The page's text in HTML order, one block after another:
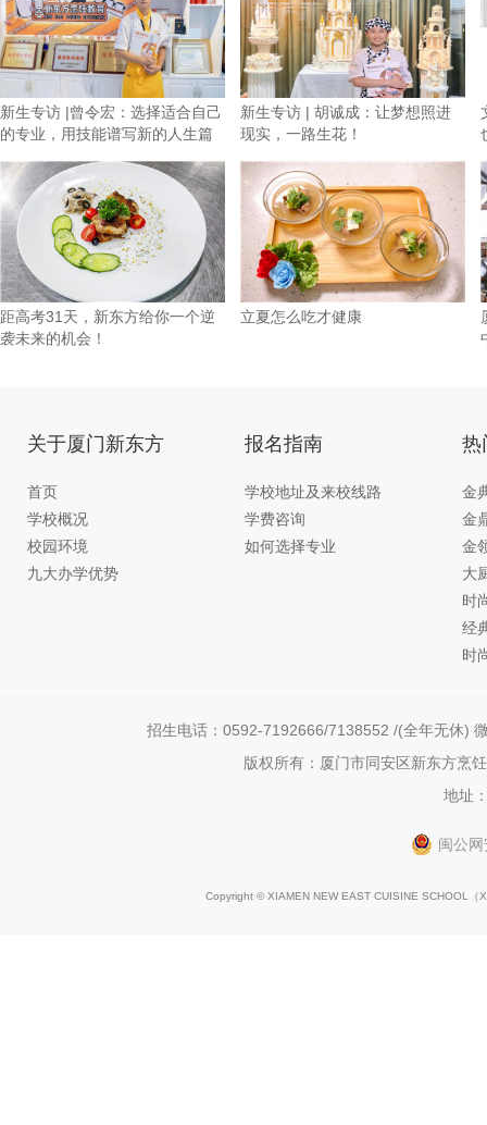
新生专访 |曾令宏：选择适合自己
的专业，用技能谱写新的人生篇
新生专访 | 胡诚成：让梦想照进
现实，一路生花！
距高考31天，新东方给你一个逆
袭未来的机会！
立夏怎么吃才健康
关于厦门新东方
首页
学校概况
校园环境
九大办学优势
报名指南
学校地址及来校线路
学费咨询
如何选择专业
热
金
金
金
大
时
经
时
招生电话：0592-7192666/7138552 /(全年无休)
版权所有：厦门市同安区新东方烹
地址
闽公
Copyright © XIAMEN NEW EAST CUISINE SCHOOL（